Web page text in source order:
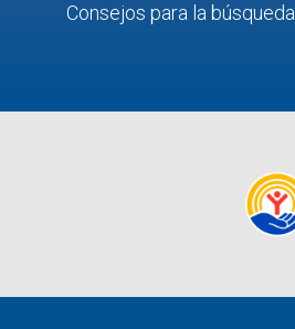
Consejos para la búsqueda